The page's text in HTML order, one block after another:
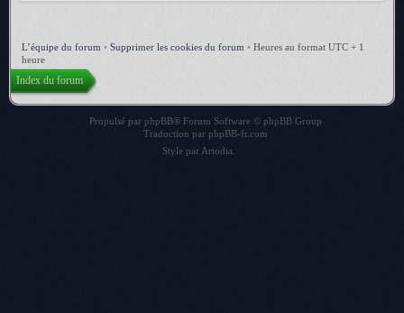
L’équipe du forum • Supprimer les cookies du forum • Heures au format UTC + 1
heure
Index du forum
Propulsé par phpBB® Forum Software © phpBB Group
Traduction par phpBB-fr.com
Style par Artodia